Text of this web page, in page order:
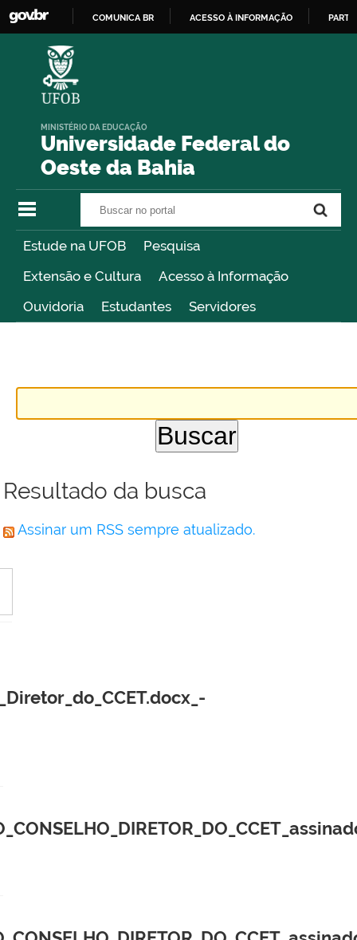
COMUNICA BR ACESSO À INFORMAÇÃO
Universidade Federal do
Oeste da Bahia
MINISTÉRIO DA EDUCAÇÃO
Estude na UFOB
Pesquisa
Extensão e Cultura
Acesso à Informação
Ouvidoria
Estudantes Servidores
Resultado da busca
Assinar um RSS sempre atualizado.